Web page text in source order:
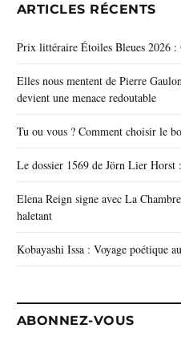
ARTICLES RÉCENTS
Prix littéraire Étoiles Bleues 2026 :
Elles nous mentent de Pierre
devient une menace redoutable
Tu ou vous ? Comment choisir le
Le dossier 1569 de Jörn Lier
Elena Reign signe avec La
haletant
Kobayashi Issa : Voyage poétique
ABONNEZ-VOUS